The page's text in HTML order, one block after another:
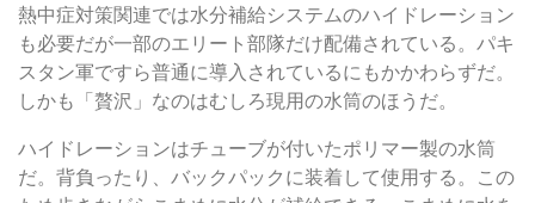
熱中症対策関連では水分補給システムのハイドレーション
も必要だが一部のエリート部隊だけ配備されている。パキ
スタン軍ですら普通に導入されているにもかかわらずだ。
しかも「贅沢」なのはむしろ現用の水筒のほうだ。
ハイドレーションはチューブが付いたポリマー製の水筒
だ。背負ったり、バックパックに装着して使用する。この